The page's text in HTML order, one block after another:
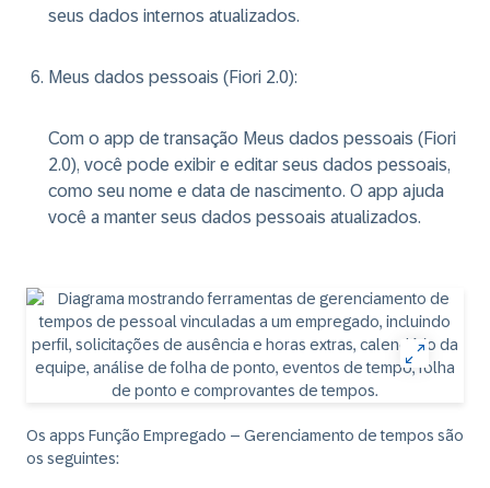
seus dados internos atualizados.
Meus dados pessoais (Fiori 2.0):
Com o app de transação Meus dados pessoais (Fiori
2.0), você pode exibir e editar seus dados pessoais,
como seu nome e data de nascimento. O app ajuda
você a manter seus dados pessoais atualizados.
Os apps Função Empregado – Gerenciamento de tempos são
os seguintes: